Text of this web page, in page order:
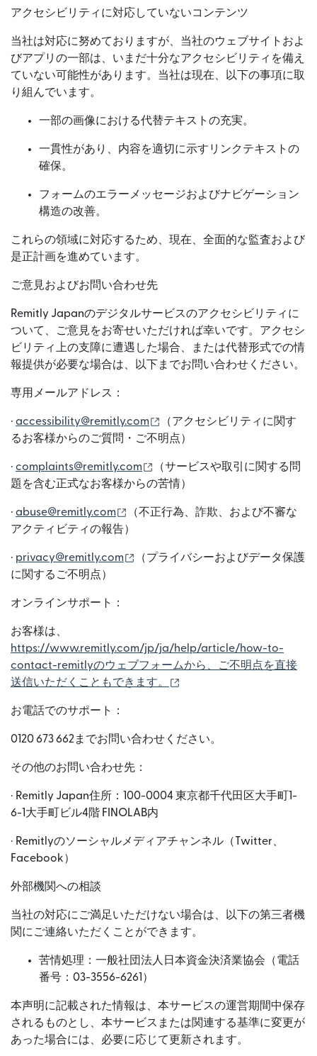
アクセシビリティに対応していないコンテンツ
当社は対応に努めておりますが、当社のウェブサイトおよ
びアプリの一部は、いまだ十分なアクセシビリティを備え
ていない可能性があります。当社は現在、以下の事項に取
り組んでいます。
一部の画像における代替テキストの充実。
一貫性があり、内容を適切に示すリンクテキストの
確保。
フォームのエラーメッセージおよびナビゲーション
構造の改善。
これらの領域に対応するため、現在、全面的な監査および
是正計画を進めています。
ご意見およびお問い合わせ先
Remitly Japanのデジタルサービスのアクセシビリティに
ついて、ご意見をお寄せいただければ幸いです。アクセシ
ビリティ上の支障に遭遇した場合、または代替形式での情
報提供が必要な場合は、以下までお問い合わせください。
専用メールアドレス：
· accessibility@remitly.com （別ウィンドウで開きます）
（アクセシビリティに関す
るお客様からのご質問・ご不明点）
· complaints@remitly.com （別ウィンドウで開きます）
（サービスや取引に関する問
題を含む正式なお客様からの苦情）
· abuse@remitly.com （別ウィンドウで開きます）
（不正行為、詐欺、および不審な
アクティビティの報告）
· privacy@remitly.com （別ウィンドウで開きます）
（プライバシーおよびデータ保護
に関するご不明点）
オンラインサポート：
お客様は、
https://www.remitly.com/jp/ja/help/article/how-to-
contact-remitlyのウェブフォームから、ご不明点を直接
送信いただくこともできます。
お電話でのサポート：
0120 673 662までお問い合わせください。
その他のお問い合わせ先：
· Remitly Japan住所：100-0004 東京都千代田区大手町1-
6-1大手町ビル4階 FINOLAB内
· Remitlyのソーシャルメディアチャンネル（Twitter、
Facebook）
外部機関への相談
当社の対応にご満足いただけない場合は、以下の第三者機
関にご連絡いただくことができます。
苦情処理：一般社団法人日本資金決済業協会（電話
番号：03-3556-6261）
本声明に記載された情報は、本サービスの運営期間中保存
されるものとし、本サービスまたは関連する基準に変更が
あった場合には、必要に応じて更新されます。